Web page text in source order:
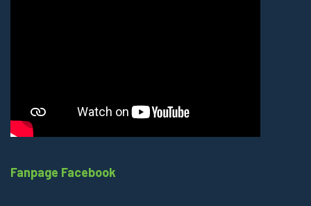
Fanpage Facebook